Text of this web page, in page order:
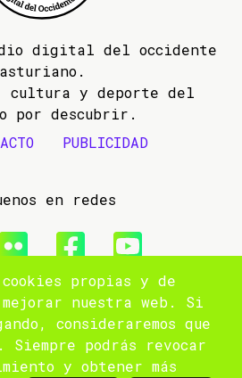
digital del occidente
asturiano.
cultura y deporte del
por descubrir.
PUBLICIDAD
en redes
Femos
propias y de
nuestra web. Si
consideraremos que
Siempre podrás revocar
y obtener más